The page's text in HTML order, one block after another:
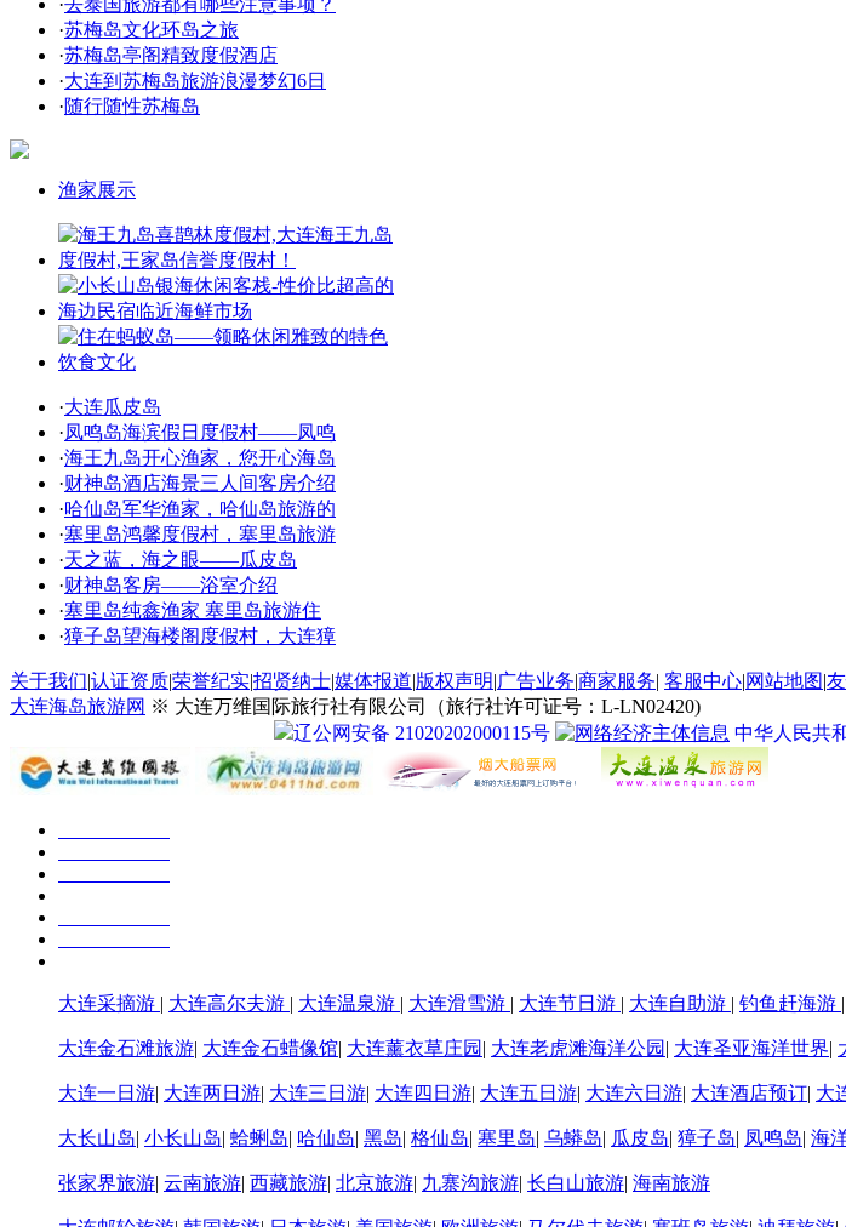
·去泰国旅游都有哪些注意事项？
·苏梅岛文化环岛之旅
·苏梅岛亭阁精致度假酒店
·大连到苏梅岛旅游浪漫梦幻6日
·随行随性苏梅岛
渔家展示
·大连瓜皮岛
·凤鸣岛海滨假日度假村——凤鸣
·海王九岛开心渔家，您开心海岛
·财神岛酒店海景三人间客房介绍
·哈仙岛军华渔家，哈仙岛旅游的
·塞里岛鸿馨度假村，塞里岛旅游
·天之蓝，海之眼——瓜皮岛
·财神岛客房——浴室介绍
·塞里岛纯鑫渔家 塞里岛旅游住
·獐子岛望海楼阁度假村，大连獐
关于我们|认证资质|荣誉纪实|招贤纳士|媒体报道|版权声明|广告业务|商家服务| 客服中心|网站地图|
大连海岛旅游网 ※ 大连万维国际旅行社有限公司（旅行社许可证号：L-LN02420)
辽公网安备 21020202000115号
中华人民共
大连采摘游 | 大连高尔夫游 | 大连温泉游 | 大连滑雪游 | 大连节日游 | 大连自助游 | 钓鱼赶海游 |
大连金石滩旅游| 大连金石蜡像馆| 大连薰衣草庄园 | 大连老虎滩海洋公园 | 大连圣亚海洋世界|
大连一日游| 大连两日游| 大连三日游| 大连四日游| 大连五日游| 大连六日游| 大连酒店预订| 大
大长山岛| 小长山岛| 蛤蜊岛| 哈仙岛| 黑岛| 格仙岛| 塞里岛| 乌蟒岛| 瓜皮岛| 獐子岛| 凤鸣岛| 海
张家界旅游| 云南旅游| 西藏旅游| 北京旅游| 九寨沟旅游| 长白山旅游| 海南旅游